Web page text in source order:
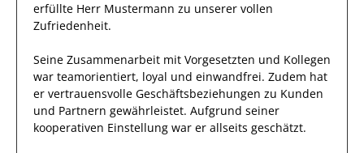
erfüllte Herr Mustermann zu unserer vollen
Zufriedenheit.
Seine Zusammenarbeit mit Vorgesetzten und Kollegen
war teamorientiert, loyal und einwandfrei. Zudem hat
er vertrauensvolle Geschäftsbeziehungen zu Kunden
und Partnern gewährleistet. Aufgrund seiner
kooperativen Einstellung war er allseits geschätzt.